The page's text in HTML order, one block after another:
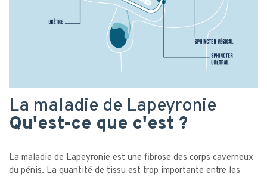
La maladie de Lapeyronie
Qu'est-ce que c'est ?
La maladie de Lapeyronie est une fibrose des corps caverneux
du pénis. La quantité de tissu est trop importante entre les